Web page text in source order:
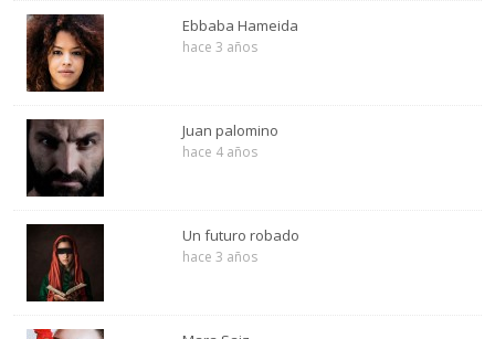
Ebbaba Hameida
hace 3 años
Juan palomino
hace 4 años
Un futuro robado
hace 3 años